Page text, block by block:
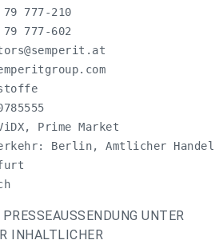
777-210
777-602
Prime Market
Berlin, Amtlicher
UNTER
INHALTLICHER